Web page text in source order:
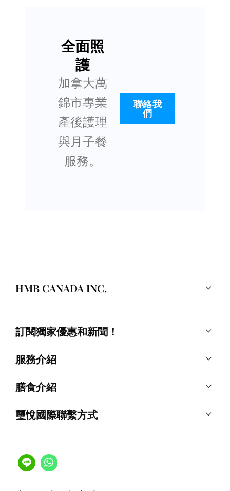
全面照
護
加拿大萬
錦市專業
產後護理
與月子餐
服務。
聯絡我
們
HMB CANADA INC.
訂閱獨家優惠和新聞！
服務介紹
膳食介紹
璽悅國際聯繫方式